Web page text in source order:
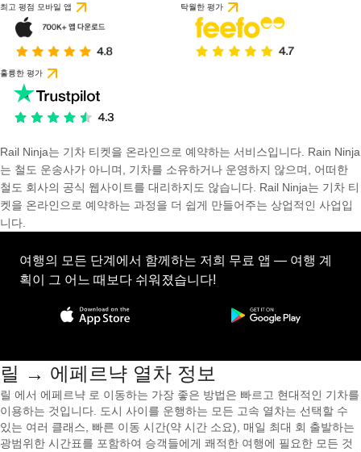
최고 평점 모바일 앱 탁월한 평가
훌륭한 평가
Rail Ninja는 기차 티켓을 온라인으로 예약하는 서비스입니다. Rain Ninja
는 철도 운송사가 아니며, 기차를 소유하거나 운영하지 않으며, 어떠한
철도 회사의 공식 웹사이트를 대리하지도 않습니다. Rail Ninja는 기차 티
켓을 온라인으로 예약하는 과정을 더 쉽게 만들어주는 상업적인 사업입
니다.
여행의 모든 단계에서 함께하는 저희 무료 앱 — 여행 계
획이 그 어느 때보다 쉬워졌습니다!
릴 → 에페르냑 열차 정보
릴 에서 에페르냑 로 이동하는 가장 좋은 방법은 빠르고 현대적인 기차를
이용하는 것입니다. 도시 사이를 운행하는 모든 고속 열차는 선택할 수
있는 여러 클래스, 빠른 이동 시간(약 시간 소요), 매일 최대 회 출발하는
광범위한 시간표를 포함하여 승객들에게 쾌적한 여행에 필요한 모든 것